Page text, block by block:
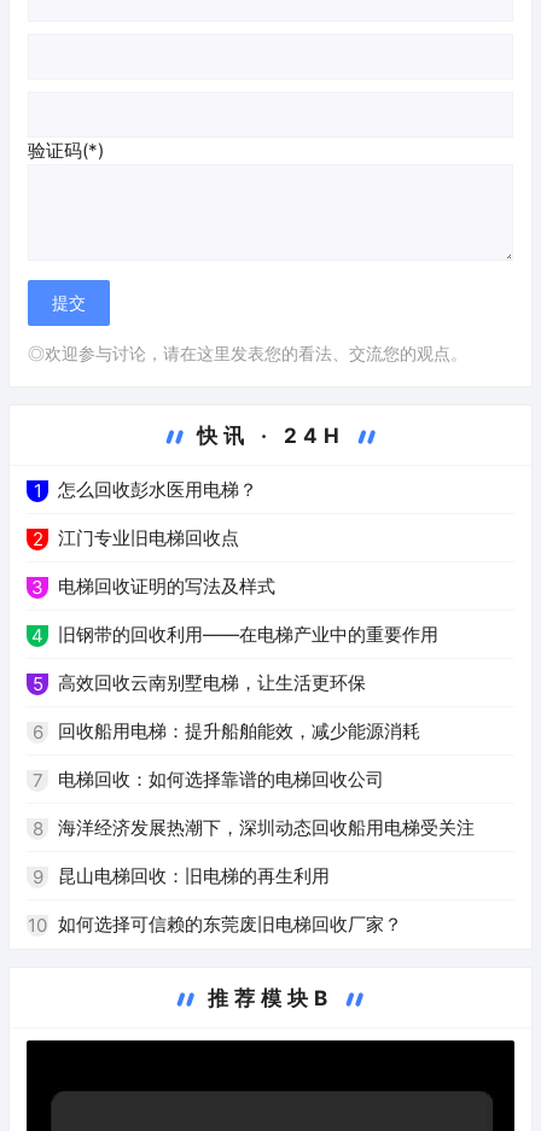
验证码(*)
◎欢迎参与讨论，请在这里发表您的看法、交流您的观点。
快讯 · 24H
1 怎么回收彭水医用电梯？
2 江门专业旧电梯回收点
3 电梯回收证明的写法及样式
4 旧钢带的回收利用——在电梯产业中的重要作用
5 高效回收云南别墅电梯，让生活更环保
6 回收船用电梯：提升船舶能效，减少能源消耗
7 电梯回收：如何选择靠谱的电梯回收公司
8 海洋经济发展热潮下，深圳动态回收船用电梯受关注
9 昆山电梯回收：旧电梯的再生利用
10 如何选择可信赖的东莞废旧电梯回收厂家？
推荐模块B